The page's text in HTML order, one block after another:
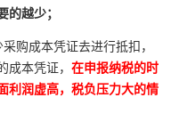
越少；
购成本凭证去进行抵扣，
本凭证， 在申报纳税的时
利润虚高，税负压力大的情